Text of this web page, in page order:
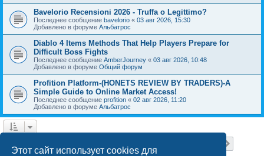
Этот сайт использует cookies для
Bavelorio Recensioni 2026 - Truffa o Legittimo?
Последнее сообщение bavelorio « 03 авг 2026, 15:30
Добавлено в форуме Альбатрос
Diablo 4 Items Methods That Help Players Prepare for
Difficult Boss Fights
Последнее сообщение AmberJourney « 03 авг 2026, 10:48
Добавлено в форуме Общий форум
Profition Platform-(HONETS REVIEW BY TRADERS)-A
Simple Guide to Online Market Access!
Последнее сообщение profition « 02 авг 2026, 11:20
Добавлено в форуме Альбатрос